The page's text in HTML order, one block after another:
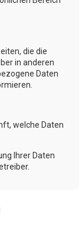
die die
in anderen
Daten
welche Daten
Ihrer Daten